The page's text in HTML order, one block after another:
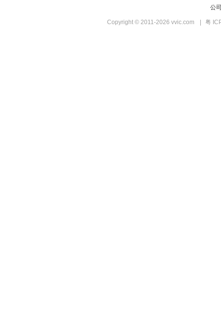
公
Copyright © 2011-2026 vvic.com 粤